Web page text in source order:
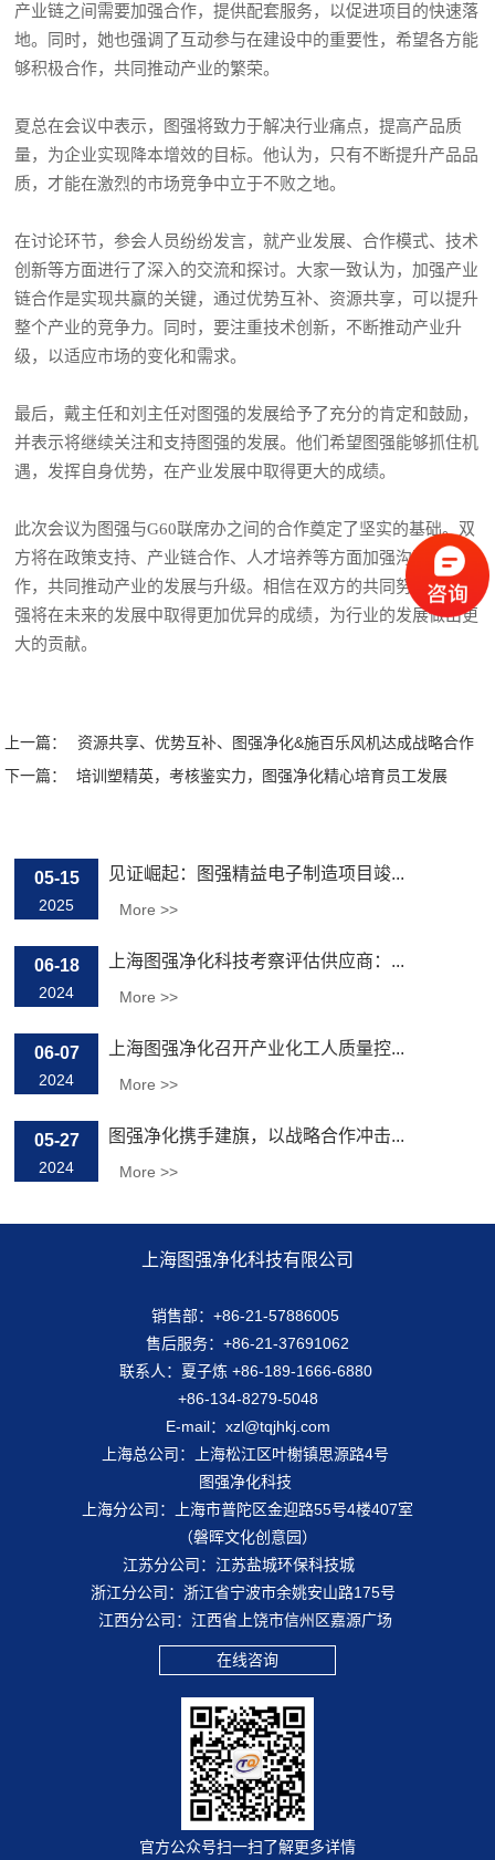
产业链之间需要加强合作，提供配套服务，以促进项目的快速落
地。同时，她也强调了互动参与在建设中的重要性，希望各方能
够积极合作，共同推动产业的繁荣。
夏总在会议中表示，图强将致力于解决行业痛点，提高产品质
量，为企业实现降本增效的目标。他认为，只有不断提升产品品
质，才能在激烈的市场竞争中立于不败之地。
在讨论环节，参会人员纷纷发言，就产业发展、合作模式、技术
创新等方面进行了深入的交流和探讨。大家一致认为，加强产业
链合作是实现共赢的关键，通过优势互补、资源共享，可以提升
整个产业的竞争力。同时，要注重技术创新，不断推动产业升
级，以适应市场的变化和需求。
最后，戴主任和刘主任对图强的发展给予了充分的肯定和鼓励，
并表示将继续关注和支持图强的发展。他们希望图强能够抓住机
遇，发挥自身优势，在产业发展中取得更大的成绩。
此次会议为图强与G60联席办之间的合作奠定了坚实的基础。双
方将在政策支持、产业链合作、人才培养等方面加强沟通与协
作，共同推动产业的发展与升级。相信在双方的共同努力下，图
强将在未来的发展中取得更加优异的成绩，为行业的发展做出更
大的贡献。
上一篇：
资源共享、优势互补、图强净化&施百乐风机达成战略合作
下一篇：
培训塑精英，考核鉴实力，图强净化精心培育员工发展
05-15
2025
见证崛起：图强精益电子制造项目竣...
More >>
06-18
2024
上海图强净化科技考察评估供应商：...
More >>
06-07
2024
上海图强净化召开产业化工人质量控...
More >>
05-27
2024
图强净化携手建旗，以战略合作冲击...
More >>
上海图强净化科技有限公司
销售部：+86-21-57886005
售后服务：+86-21-37691062
联系人：夏子炼 +86-189-1666-6880
+86-134-8279-5048
E-mail：xzl@tqjhkj.com
上海总公司：上海松江区叶榭镇思源路4号
图强净化科技
上海分公司：上海市普陀区金迎路55号4楼407室
（磐晖文化创意园）
江苏分公司：江苏盐城环保科技城
浙江分公司：浙江省宁波市余姚安山路175号
江西分公司：江西省上饶市信州区嘉源广场
在线咨询
官方公众号扫一扫了解更多详情